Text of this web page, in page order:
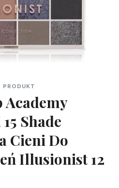
PRODUKT
Academy
Shade
Cieni Do
Illusionist 12